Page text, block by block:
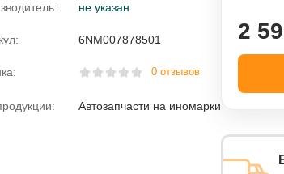
не указан
6NM007878501
0 отзывов
Автозапчасти на иномарки
2